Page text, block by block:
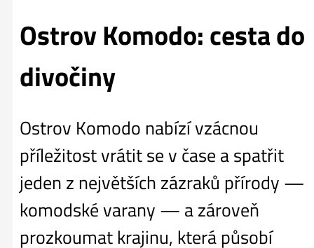
Ostrov Komodo: cesta do
divočiny
Ostrov Komodo nabízí vzácnou
příležitost vrátit se v čase a spatřit
jeden z největších zázraků přírody —
komodské varany — a zároveň
prozkoumat krajinu, která působí